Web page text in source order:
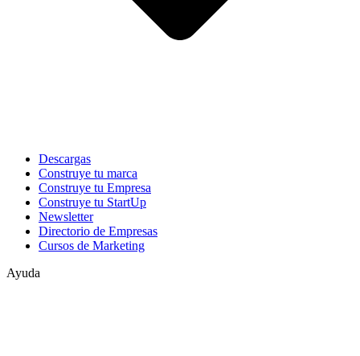
Descargas
Construye tu marca
Construye tu Empresa
Construye tu StartUp
Newsletter
Directorio de Empresas
Cursos de Marketing
Ayuda